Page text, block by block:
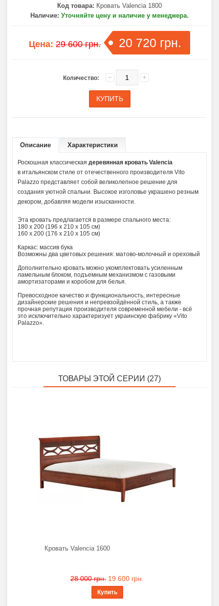
Код товара: Кровать Valencia 1800
Наличие: Уточняйте цену и наличие у менеджера.
Цена: 29 600 грн. 20 720 грн.
Количество:
Описание Характеристики
Роскошная классическая деревянная кровать Valencia
в итальянском стиле от отечественного производителя Vito
Palazzo представляет собой великолепное решение для
создания уютной спальни. Высокое изголовье украшено резным
декором, добавляя модели изысканности.
Эта кровать предлагается в размере спального места:
180 х 200 (196 х 210 х 105 см)
160 х 200 (176 х 210 х 105 см)
Каркас: массив бука
Возможны два цветовых решения: матово-молочный и ореховый
Дополнительно кровать можно укомплектовать усиленным
ламельным блоком, подъемным механизмом с газовыми
амортизаторами и коробом для белья.
Превосходное качество и функциональность, интересные
дизайнерские решения и непревзойдённой стиль, а также
прочная репутация производителя современной мебели - всё
это исключительно характеризует украинскую фабрику «Vito
Palazzo».
ТОВАРЫ ЭТОЙ СЕРИИ (27)
Кровать Valencia 1600
28 000 грн. 19 600 грн.
Купить